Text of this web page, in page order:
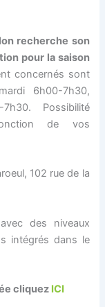
recherche son
pour la saison
concernés sont
6h00-7h30,
Possibilité
de vos
102 rue de la
des niveaux
intégrés dans le
cliquez ICI